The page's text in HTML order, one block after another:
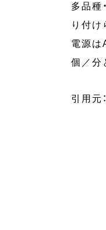
多品種
り付け
電源は
個／分
引用元